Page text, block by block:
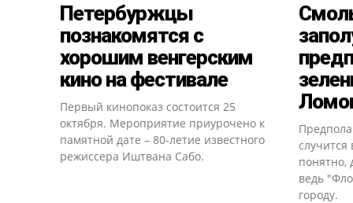
Петербуржцы
познакомятся с
хорошим венгерским
кино на фестивале
Первый кинопоказ состоится 25
октября. Мероприятие приурочено к
памятной дате – 80-летие известного
режиссера Иштвана Сабо.
случится
понятно,
ведь
городу.